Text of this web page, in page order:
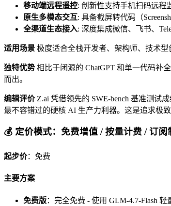
移动端远程遥控: 创新性支持手机扫码远程
原生多模态交互: 具备截屏转代码（
全渠道生态接入: 深度集成微信、飞书、
适用场景 极度适合全栈开发者、架构师、技术
独特优势 相比于闭源的 ChatGPT 和单一代码补
而出。
编辑评价Z.ai 凭借领先的 SWE-bench 基准测试
最不容错过的硬核 AI 生产力利器。这是追求极
💰 定价模式：免费增值 / 按量计费 / 订阅
起步价：免费
主要方案
免费版：完全免费 - 使用 GLM-4.7-Flash 轻